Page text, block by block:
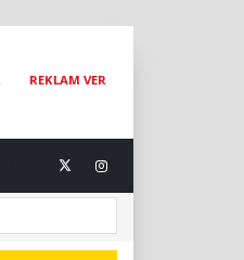
REKLAM VER
Bir Hayat Kurtarmaktır